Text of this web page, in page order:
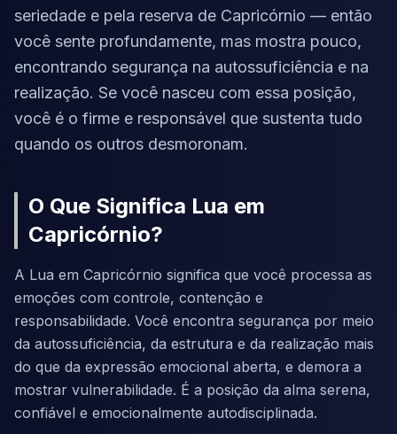
seriedade e pela reserva de Capricórnio — então
você sente profundamente, mas mostra pouco,
encontrando segurança na autossuficiência e na
realização. Se você nasceu com essa posição,
você é o firme e responsável que sustenta tudo
quando os outros desmoronam.
O Que Significa Lua em
Capricórnio?
A Lua em Capricórnio significa que você processa as
emoções com controle, contenção e
responsabilidade. Você encontra segurança por meio
da autossuficiência, da estrutura e da realização mais
do que da expressão emocional aberta, e demora a
mostrar vulnerabilidade. É a posição da alma serena,
confiável e emocionalmente autodisciplinada.